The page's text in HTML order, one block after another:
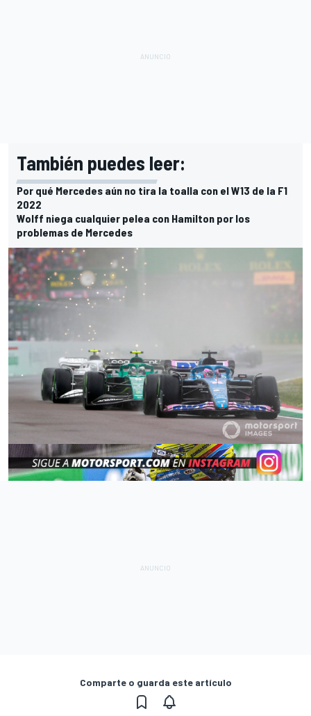
También puedes leer:
Por qué Mercedes aún no tira la toalla con el W13 de la F1
2022
Wolff niega cualquier pelea con Hamilton por los
problemas de Mercedes
Comparte o guarda este artículo